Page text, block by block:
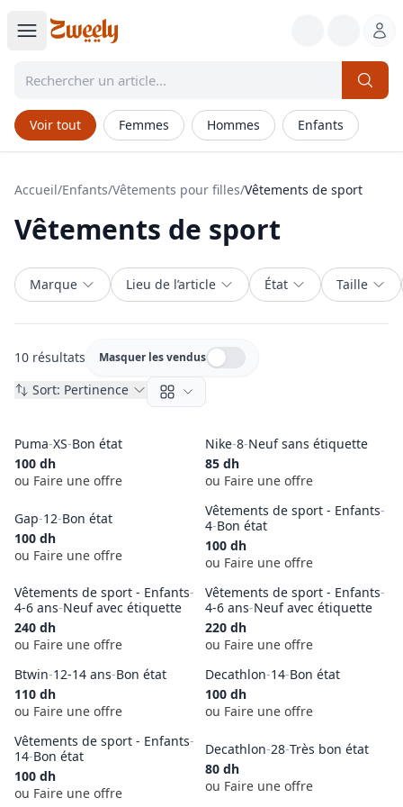
Voir tout Femmes Hommes Enfants
Accueil/Enfants/Vêtements pour filles/Vêtements de sport
Vêtements de sport
Marque Lieu de l’article État Taille
10 résultats Masquer les vendusMasquer les vendus
Sort: Pertinence
Puma-XS-Bon état
100 dh
ou Faire une offre
Nike-8-Neuf sans étiquette
85 dh
ou Faire une offre
VENDU
Gap-12-Bon état
100 dh
ou Faire une offre
Vêtements de sport - Enfants-
4-Bon état
100 dh
ou Faire une offre
Vêtements de sport - Enfants-
4-6 ans-Neuf avec étiquette
240 dh
ou Faire une offre
Vêtements de sport - Enfants-
4-6 ans-Neuf avec étiquette
220 dh
ou Faire une offre
Btwin-12-14 ans-Bon état
110 dh
ou Faire une offre
Decathlon-14-Bon état
100 dh
ou Faire une offre
Vêtements de sport - Enfants-
14-Bon état
100 dh
ou Faire une offre
Decathlon-28-Très bon état
80 dh
ou Faire une offre